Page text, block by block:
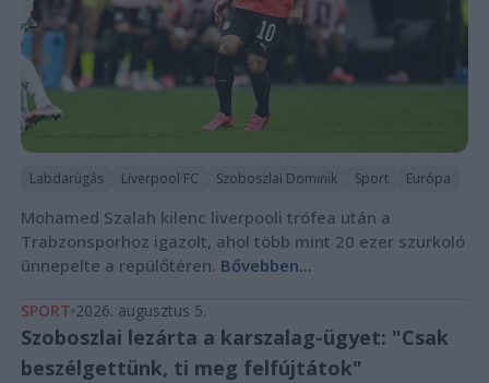
Labdarúgás Liverpool FC Szoboszlai Dominik Sport Európa
Mohamed Szalah kilenc liverpooli trófea után a
Trabzonsporhoz igazolt, ahol több mint 20 ezer szurkoló
ünnepelte a repülőtéren. Bővebben...
SPORT 2026. augusztus 5.
Szoboszlai lezárta a karszalag-ügyet: "Csak
beszélgettünk, ti meg felfújtátok"